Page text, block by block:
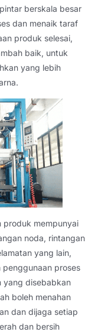
berskala besar
dan menaik taraf
produk selesai,
baik, untuk
yang lebih
produk mempunyai
noda, rintangan
yang lain,
proses
yang disebabkan
boleh menahan
dan dijaga setiap
dan bersih